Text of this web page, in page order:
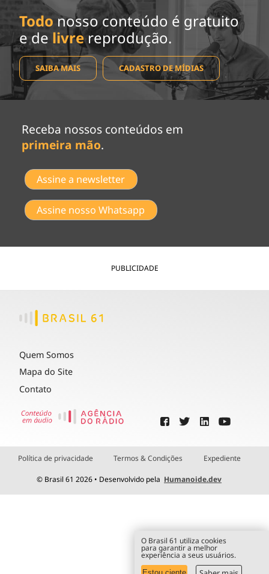
Todo nosso conteúdo é gratuito
e de livrereprodução.
SAIBA MAIS CADASTRO DE MÍDIAS
Receba nossos conteúdos em
primeira mão.
Assine a newsletter
Assine nosso Whatsapp
PUBLICIDADE
Quem Somos
Mapa do Site
Contato
Política de privacidade Termos & Condições Expediente
© Brasil 61 2026 • Desenvolvido pela Humanoide.dev
O Brasil 61 utiliza cookies
para garantir a melhor
experiência a seus usuários.